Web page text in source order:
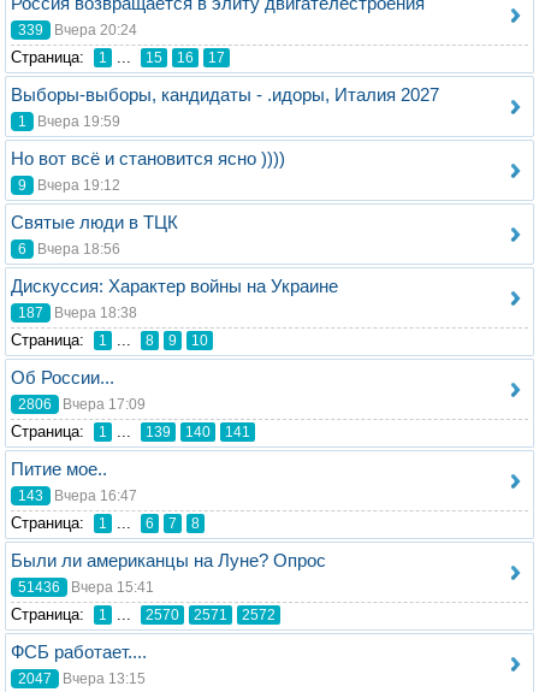
339 Вчера 20:24
Стрaница: 1 15 16 17
Выборы-выборы, кандидаты - .идоры, Италия 2027
1 Вчера 19:59
Но вот всё и становится ясно ))))
9 Вчера 19:12
Святые люди в ТЦК
6 Вчера 18:56
Дискуссия: Характер войны на Украине
187 Вчера 18:38
Стрaница: 1 8 9 10
Об России...
2806 Вчера 17:09
Стрaница: 1 139 140 141
Питие мое..
143 Вчера 16:47
Стрaница: 1 6 7 8
Были ли американцы на Луне? Опрос
51436 Вчера 15:41
Стрaница: 1 2570 2571 2572
ФСБ работает....
2047 Вчера 13:15